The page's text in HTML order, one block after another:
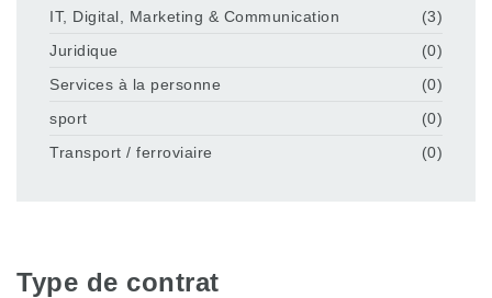
IT, Digital, Marketing & Communication
(3)
Juridique
(0)
Services à la personne
(0)
sport
(0)
Transport / ferroviaire
(0)
Type de contrat